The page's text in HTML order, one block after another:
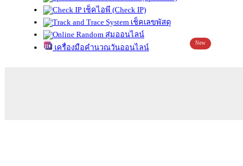
เช็คไอพี (Check IP)
เช็คเลขพัสดุ
สุ่มออนไลน์
เครื่องมือคำนวณวันออนไลน์
New